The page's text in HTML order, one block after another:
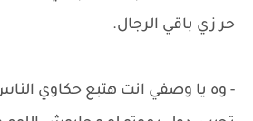
حر زي باقي الرجال.
- وه يا وصفي انت هتبع حكاوي الناس